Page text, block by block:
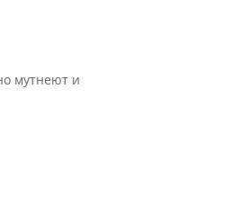
мутнеют и